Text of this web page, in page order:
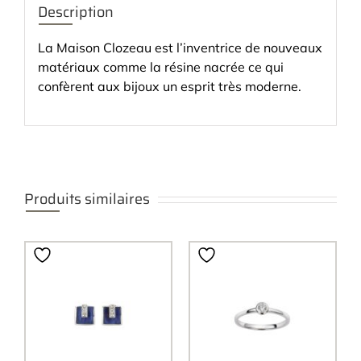
Description
La Maison Clozeau est l’inventrice de nouveaux
matériaux comme la résine nacrée ce qui
confèrent aux bijoux un esprit très moderne.
Produits similaires